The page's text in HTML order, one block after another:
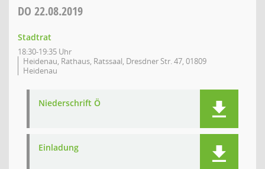
DO 22.08.2019
Stadtrat
18:30-19:35 Uhr
Heidenau, Rathaus, Ratssaal, Dresdner Str. 47, 01809
Heidenau
Niederschrift Ö
Einladung